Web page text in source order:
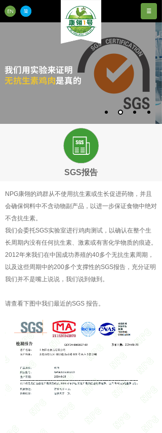
SGS报告
NPG康翎的鸡群从不使用抗生素或生长促进药物，并且
会确保饲料中不含动物副产品，以进一步保证食物中绝对
不含抗生素。
我们会委托SGS实验室进行鸡肉测试，以确认在整个生
长周期内没有任何抗生素、激素或有害化学物质的痕迹。
2012年来我们在中国成功养殖的40多个无抗生素周期，
以及这些周期中的200多个支撑性的SGS报告，充分证明
我们并不是嘴上说说，我们说到做到。
请查看下图中我们最近的SGS 报告。